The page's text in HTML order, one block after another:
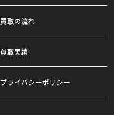
買取の流れ
買取実績
プライバシーポリシー